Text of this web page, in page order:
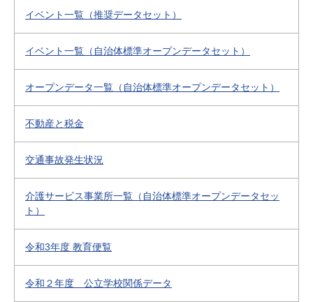
イベント一覧（推奨データセット）
イベント一覧（自治体標準オープンデータセット）
オープンデータ一覧（自治体標準オープンデータセット）
不動産と税金
交通事故発生状況
介護サービス事業所一覧（自治体標準オープンデータセッ
ト）
令和3年度 教育便覧
令和２年度 公立学校関係データ